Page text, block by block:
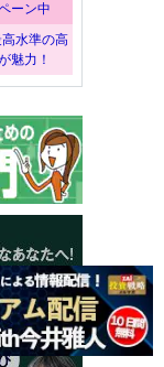
ーン中
高水準の高
魅力！